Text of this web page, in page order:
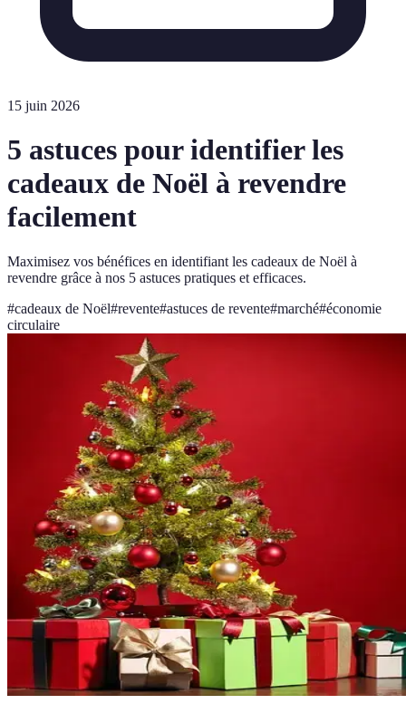
15 juin 2026
5 astuces pour identifier les
cadeaux de Noël à revendre
facilement
Maximisez vos bénéfices en identifiant les cadeaux de Noël à
revendre grâce à nos 5 astuces pratiques et efficaces.
#cadeaux de Noël#revente#astuces de revente#marché#économie
circulaire